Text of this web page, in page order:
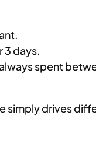
3 days.
spent
simply drives